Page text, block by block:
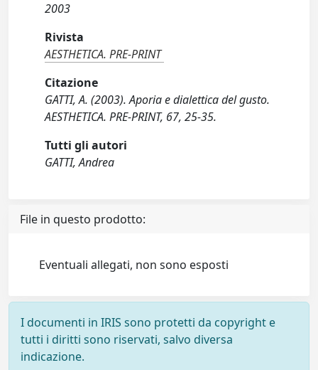
2003
Rivista
AESTHETICA. PRE-PRINT
Citazione
GATTI, A. (2003). Aporia e dialettica del gusto.
AESTHETICA. PRE-PRINT, 67, 25-35.
Tutti gli autori
GATTI, Andrea
File in questo prodotto:
Eventuali allegati, non sono esposti
I documenti in IRIS sono protetti da copyright e
tutti i diritti sono riservati, salvo diversa
indicazione.